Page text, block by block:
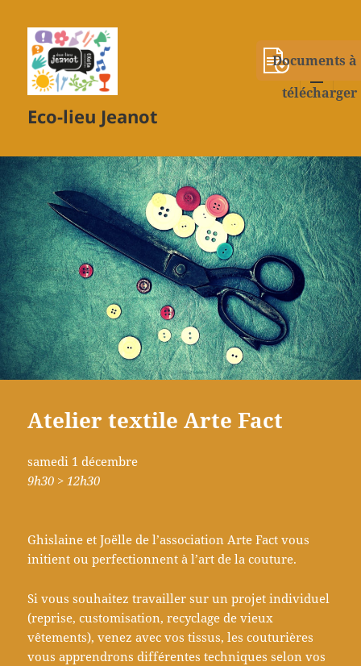
Eco-lieu Jeanot
MENU
Atelier textile Arte Fact
samedi 1 décembre
9h30 > 12h30
Ghislaine et Joëlle de l’association Arte Fact vous
initient ou perfectionnent à l’art de la couture.
Si vous souhaitez travailler sur un projet individuel
(reprise, customisation, recyclage de vieux
vêtements), venez avec vos tissus, les couturières
vous apprendrons différentes techniques selon vos
Documents à
télécharger